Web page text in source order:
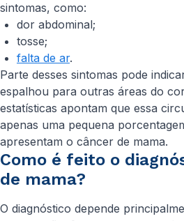
sintomas, como:
dor abdominal;
tosse;
falta de ar.
Parte desses sintomas pode
espalhou para outras áreas do
estatísticas apontam que essa
apenas uma pequena
apresentam o câncer de mama.
Como é feito o
de mama?
O diagnóstico depende